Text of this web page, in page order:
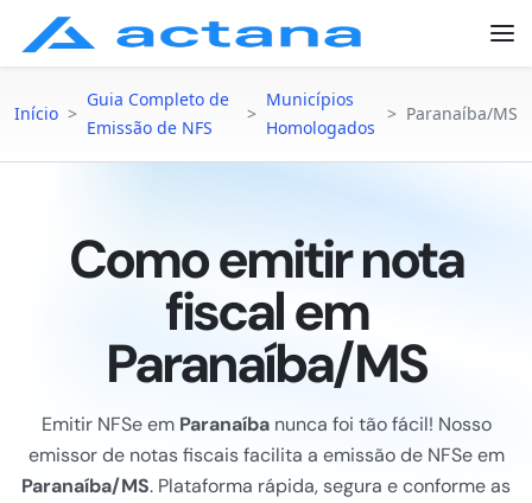
Início >
Guia Completo de
Emissão de NFS
>
Municípios
Homologados
> Paranaíba/MS
Como emitir nota
fiscal em
Paranaíba/MS
Emitir NFSe em Paranaíbanunca foi tão fácil! Nosso
emissor de notas fiscais facilita a emissão de NFSe em
Paranaíba/MS. Plataforma rápida, segura e conforme as